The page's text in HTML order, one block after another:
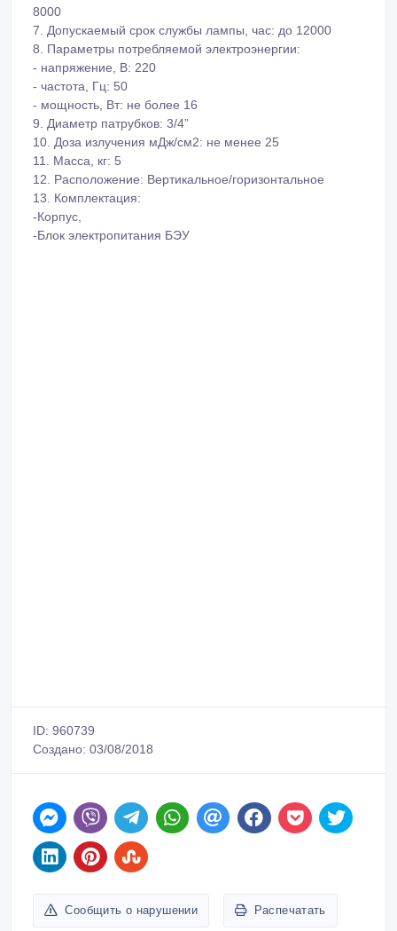
8000
7. Допускаемый срок службы лампы, час: до 12000
8. Параметры потребляемой электроэнергии:
- напряжение, В: 220
- частота, Гц: 50
- мощность, Вт: не более 16
9. Диаметр патрубков: 3/4”
10. Доза излучения мДж/см2: не менее 25
11. Масса, кг: 5
12. Расположение: Вертикальное/горизонтальное
13. Комплектация:
-Корпус,
-Блок электропитания БЭУ
ID: 960739
Создано: 03/08/2018
Сообщить о нарушении Распечатать